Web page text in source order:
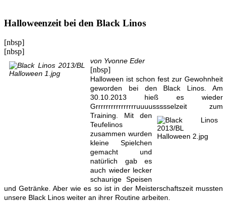
Halloweenzeit bei den Black Linos
[nbsp]
[nbsp]
von Yvonne Eder
[nbsp]
Halloween ist schon fest zur Gewohnheit
geworden bei den Black Linos. Am
30.10.2013 hieß es wieder
Grrrrrrrrrrrrrrrruuuussssselzeit zum
Training. Mit den
Teufelinos
zusammen wurden
kleine Spielchen
gemacht und
natürlich gab es
auch wieder lecker
schaurige Speisen
und Getränke. Aber wie es so ist in der Meisterschaftszeit mussten
unsere Black Linos weiter an ihrer Routine arbeiten.